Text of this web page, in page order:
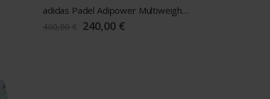
adidas Padel Adipower Multiweight Ctrl 3.4
Sonderangebot
240,00 €